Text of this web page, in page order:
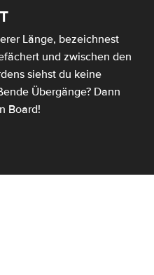
Länge, bezeichnest
und zwischen den
siehst du keine
Übergänge? Dann
Board!